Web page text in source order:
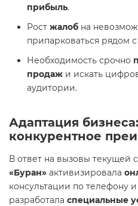
прибыль.
Рост жалоб на
припарковаться рядом
Необходимость срочно
продаж и искать
аудитории.
Адаптация
конкурентное
В ответ на вызовы текущей
«Буран» активизировала
консультации по телефону
разработала специальные